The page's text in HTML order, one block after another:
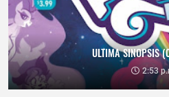
ULTIMA SINOPSIS
2:53